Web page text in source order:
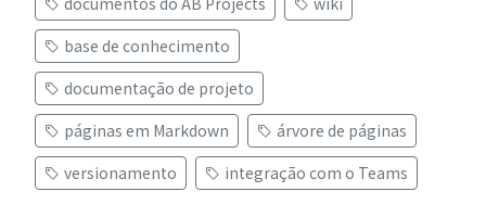
base de conhecimento
documentação de projeto
páginas em Markdown
árvore de páginas
versionamento
integração com o Teams